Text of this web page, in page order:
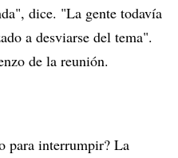
dice. "La gente todavía
a desviarse del tema".
de la reunión.
para interrumpir? La